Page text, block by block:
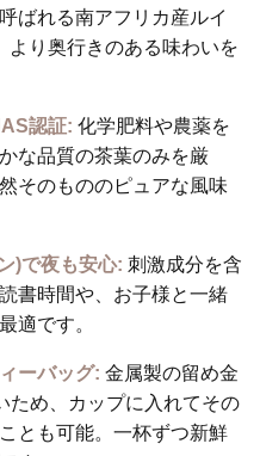
ばれる南アフリカ産ルイ
より奥行きのある味わいを
認証: 化学肥料や農薬を
な品質の茶葉のみを厳
そのもののピュアな風味
)で夜も安心: 刺激成分を含
書時間や、お子様と一緒
適です。
ーバッグ: 金属製の留め金
ため、カップに入れてその
とも可能。一杯ずつ新鮮